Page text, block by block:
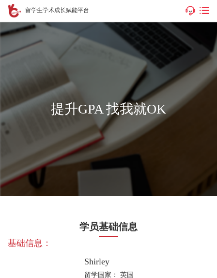
留学生学术成长赋能平台
提升GPA 找我就OK
学员基础信息
基础信息：
Shirley
留学国家：
英国